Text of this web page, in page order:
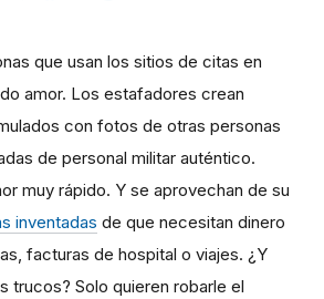
que usan los sitios de citas en
amor. Los estafadores crean
con fotos de otras personas
de personal militar auténtico.
muy rápido. Y se aprovechan de su
inventadas de que necesitan dinero
facturas de hospital o viajes. ¿Y
trucos? Solo quieren robarle el